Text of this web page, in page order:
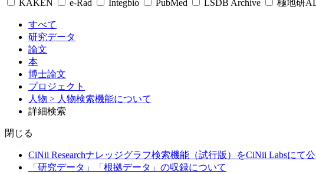
KAKEN
e-Rad Integbio PubMed LSDB Archive 極地研
すべて
研究データ
論文
本
博士論文
プロジェクト
人物 > 人物検索機能について
詳細検索
閉じる
CiNii Researchナレッジグラフ検索機能（試行版）をCiNii Labsにて
「研究データ」「根拠データ」の収録について